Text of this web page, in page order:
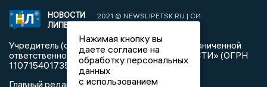
НОВОСТИ
ЛИПЕЦКА
2021 © NEWSLIPETSK.RU | СИ
Учредитель (соучредители): Общество с ограниченной
ответственностью «РЕГИОНАЛЬНЫЕ НОВОСТИ» (ОГРН
1107154017354)
Главный редактор: Герцог Е.Г.
Нажимая кнопку вы
даете согласие на
обработку персональных
данных
с использованием